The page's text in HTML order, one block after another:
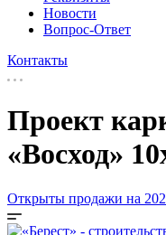
Новости
Вопрос-Ответ
Контакты
Проект
«Восход»
Открыты продажи на